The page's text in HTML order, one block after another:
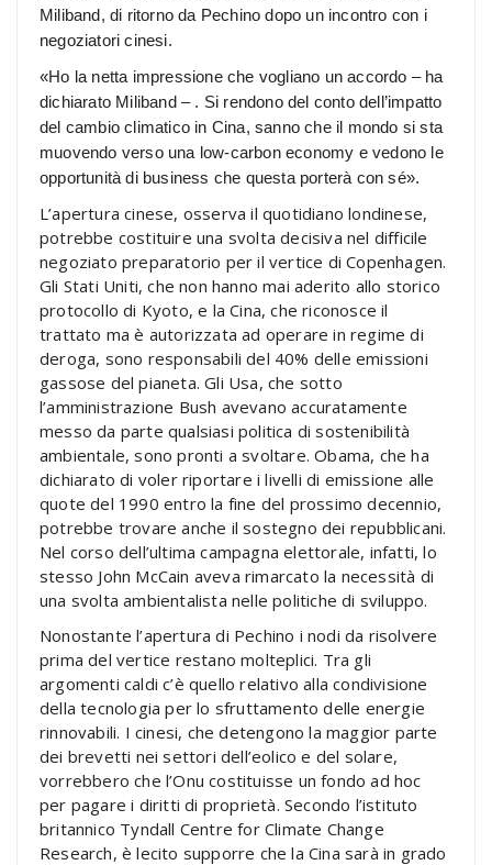
Miliband, di ritorno da Pechino dopo un incontro con i
negoziatori cinesi.
«Ho la netta impressione che vogliano un accordo – ha
dichiarato Miliband – . Si rendono del conto dell’impatto
del cambio climatico in Cina, sanno che il mondo si sta
muovendo verso una low-carbon economy e vedono le
opportunità di business che questa porterà con sé».
L’apertura cinese, osserva il quotidiano londinese,
potrebbe costituire una svolta decisiva nel difficile
negoziato preparatorio per il vertice di Copenhagen.
Gli Stati Uniti, che non hanno mai aderito allo storico
protocollo di Kyoto, e la Cina, che riconosce il
trattato ma è autorizzata ad operare in regime di
deroga, sono responsabili del 40% delle emissioni
gassose del pianeta. Gli Usa, che sotto
l’amministrazione Bush avevano accuratamente
messo da parte qualsiasi politica di sostenibilità
ambientale, sono pronti a svoltare. Obama, che ha
dichiarato di voler riportare i livelli di emissione alle
quote del 1990 entro la fine del prossimo decennio,
potrebbe trovare anche il sostegno dei repubblicani.
Nel corso dell’ultima campagna elettorale, infatti, lo
stesso John McCain aveva rimarcato la necessità di
una svolta ambientalista nelle politiche di sviluppo.
Nonostante l’apertura di Pechino i nodi da risolvere
prima del vertice restano molteplici. Tra gli
argomenti caldi c’è quello relativo alla condivisione
della tecnologia per lo sfruttamento delle energie
rinnovabili. I cinesi, che detengono la maggior parte
dei brevetti nei settori dell’eolico e del solare,
vorrebbero che l’Onu costituisse un fondo ad hoc
per pagare i diritti di proprietà. Secondo l’istituto
britannico Tyndall Centre for Climate Change
Research, è lecito supporre che la Cina sarà in grado